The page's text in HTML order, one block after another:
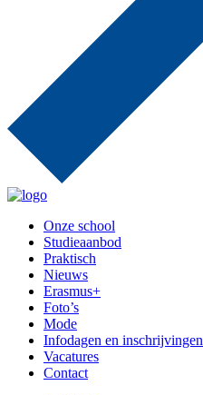
Onze school
Studieaanbod
Praktisch
Nieuws
Erasmus+
Foto’s
Mode
Infodagen en inschrijvingen
Vacatures
Contact